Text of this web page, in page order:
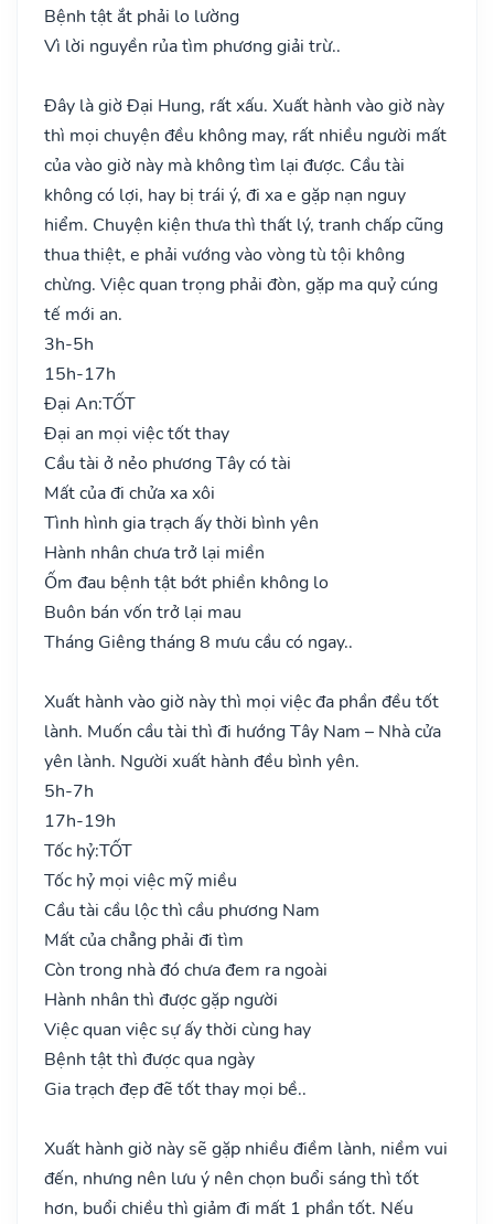
Bệnh tật ắt phải lo lường
Vì lời nguyền rủa tìm phương giải trừ..
Đây là giờ Đại Hung, rất xấu. Xuất hành vào giờ này
thì mọi chuyện đều không may, rất nhiều người mất
của vào giờ này mà không tìm lại được. Cầu tài
không có lợi, hay bị trái ý, đi xa e gặp nạn nguy
hiểm. Chuyện kiện thưa thì thất lý, tranh chấp cũng
thua thiệt, e phải vướng vào vòng tù tội không
chừng. Việc quan trọng phải đòn, gặp ma quỷ cúng
tế mới an.
3h-5h
15h-17h
Đại An:TỐT
Đại an mọi việc tốt thay
Cầu tài ở nẻo phương Tây có tài
Mất của đi chửa xa xôi
Tình hình gia trạch ấy thời bình yên
Hành nhân chưa trở lại miền
Ốm đau bệnh tật bớt phiền không lo
Buôn bán vốn trở lại mau
Tháng Giêng tháng 8 mưu cầu có ngay..
Xuất hành vào giờ này thì mọi việc đa phần đều tốt
lành. Muốn cầu tài thì đi hướng Tây Nam – Nhà cửa
yên lành. Người xuất hành đều bình yên.
5h-7h
17h-19h
Tốc hỷ:TỐT
Tốc hỷ mọi việc mỹ miều
Cầu tài cầu lộc thì cầu phương Nam
Mất của chẳng phải đi tìm
Còn trong nhà đó chưa đem ra ngoài
Hành nhân thì được gặp người
Việc quan việc sự ấy thời cùng hay
Bệnh tật thì được qua ngày
Gia trạch đẹp đẽ tốt thay mọi bề..
Xuất hành giờ này sẽ gặp nhiều điềm lành, niềm vui
đến, nhưng nên lưu ý nên chọn buổi sáng thì tốt
hơn, buổi chiều thì giảm đi mất 1 phần tốt. Nếu